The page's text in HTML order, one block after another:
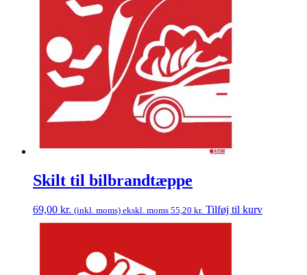
Skilt til bilbrandtæppe
69,00 kr. (inkl. moms) ekskl. moms 55,20 kr. Tilføj til kurv